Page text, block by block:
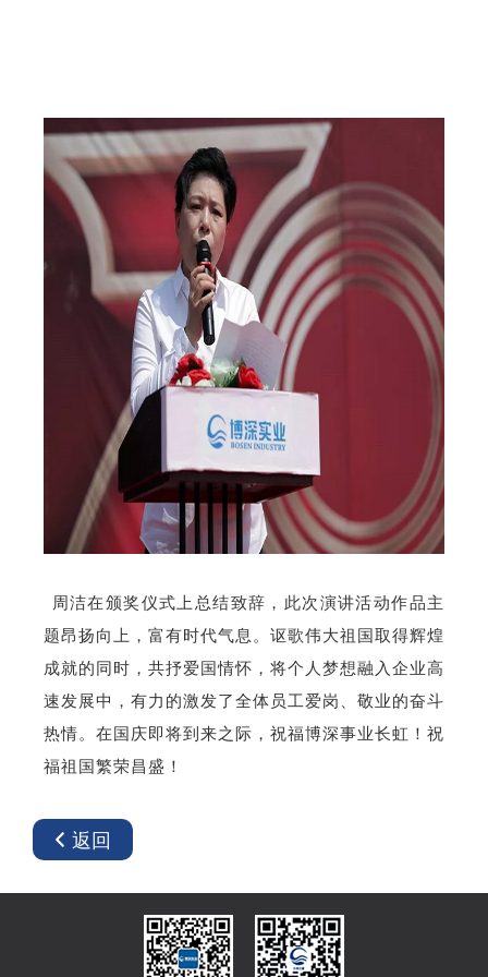
周洁在颁奖仪式上总结致辞，此次演讲活动作品主
题昂扬向上，富有时代气息。讴歌伟大祖国取得辉煌
成就的同时，共抒爱国情怀，将个人梦想融入企业高
速发展中，有力的激发了全体员工爱岗、敬业的奋斗
热情。在国庆即将到来之际，祝福博深事业长虹！祝
福祖国繁荣昌盛！
返回